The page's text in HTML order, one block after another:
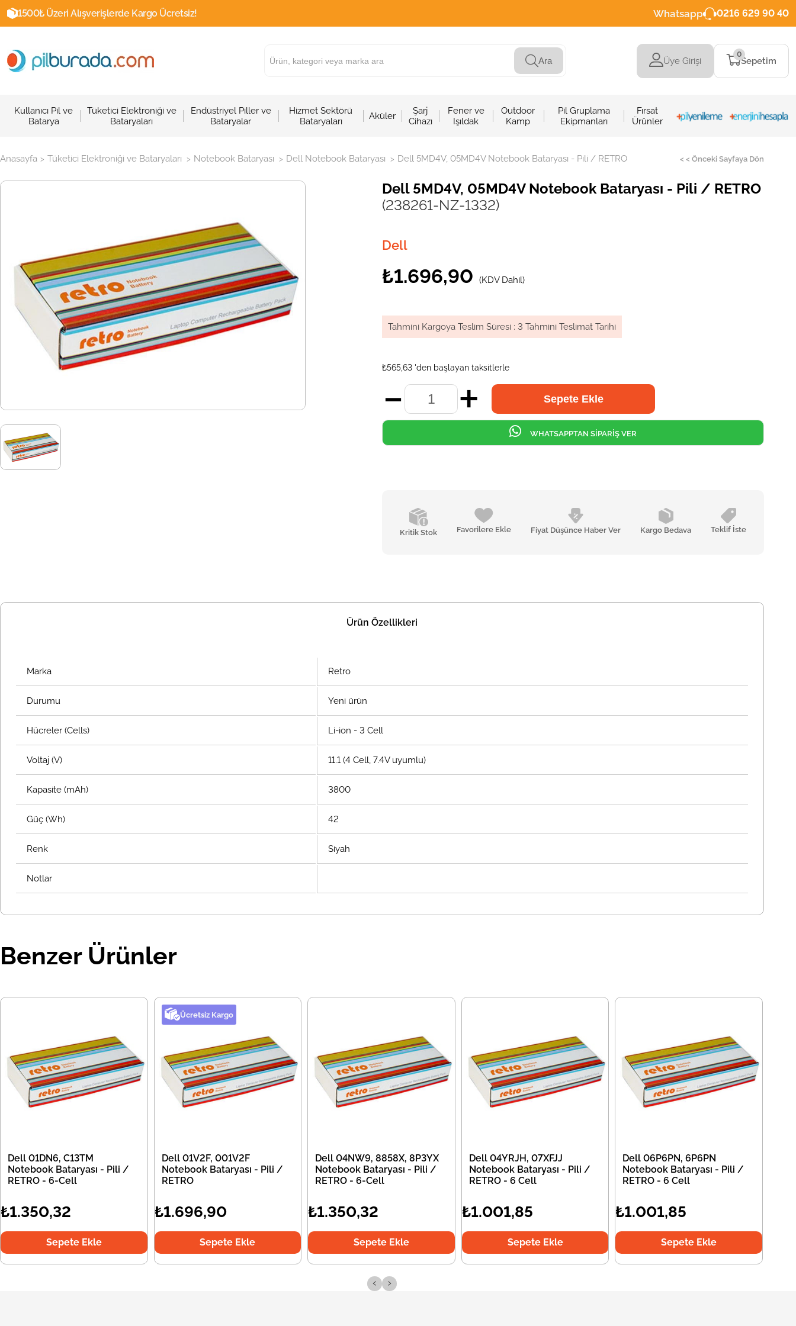
1500₺ Üzeri Alışverişlerde Kargo Ücretsiz! Whatsapp 0216 629 90 40
Ara Üye Girişi Sepetim
0
Kullanıcı Pil ve
Batarya
Tüketici Elektroniği ve
Bataryaları
Endüstriyel Piller ve
Bataryalar
Hizmet Sektörü
Bataryaları
Aküler
Şarj
Cihazı
Fener ve
Işıldak
Outdoor
Kamp
Pil Gruplama
Ekipmanları
Fırsat
Ürünler
Anasayfa > Tüketici Elektroniği ve Bataryaları > Notebook Bataryası > Dell Notebook Bataryası > Dell 5MD4V, 05MD4V Notebook Bataryası - Pili / RETRO < < Önceki Sayfaya Dön
Dell 5MD4V, 05MD4V Notebook Bataryası - Pili / RETRO
(238261-NZ-1332)
Dell
₺1.696,90 (KDV Dahil)
Tahmini Kargoya Teslim Süresi : 3 Tahmini Teslimat Tarihi
₺565,63 'den başlayan taksitlerle
Kritik Stok Favorilere Ekle Fiyat Düşünce Haber Ver Kargo Bedava Teklif İste
WHATSAPPTAN SİPARİŞ VER
Ürün Özellikleri
Marka Retro
Durumu Yeni ürün
Hücreler (Cells) Li-ion - 3 Cell
Voltaj (V) 11.1 (4 Cell, 7.4V uyumlu)
Kapasite (mAh) 3800
Güç (Wh) 42
Renk Siyah
Notlar
Benzer Ürünler
Dell 01DN6, C13TM
Notebook Bataryası - Pili /
RETRO - 6-Cell
₺1.350,32
Sepete Ekle
Ücretsiz Kargo
Dell 01V2F, 001V2F
Notebook Bataryası - Pili /
RETRO
₺1.696,90
Sepete Ekle
Dell 04NW9, 8858X, 8P3YX
Notebook Bataryası - Pili /
RETRO - 6-Cell
₺1.350,32
Sepete Ekle
Dell 04YRJH, 07XFJJ
Notebook Bataryası - Pili /
RETRO - 6 Cell
₺1.001,85
Sepete Ekle
Dell 06P6PN, 6P6PN
Notebook Bataryası - Pili /
RETRO - 6 Cell
₺1.001,85
Sepete Ekle
‹ ›